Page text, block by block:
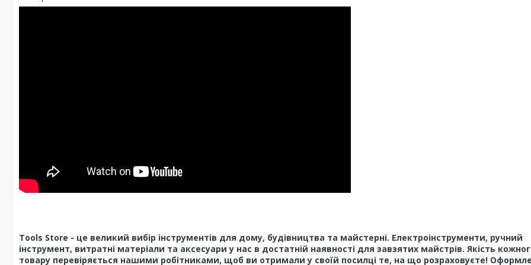
Tools Store - це великий вибір інструментів для дому, будівництва та майстерні. Електроінструменти, ручний
інструмент, витратні матеріали та аксесуари у нас в достатній наявності для завзятих майстрів. Якість
товару перевіряється нашими робітниками, щоб ви отримали у своїй посилці те, на що розраховуєте!